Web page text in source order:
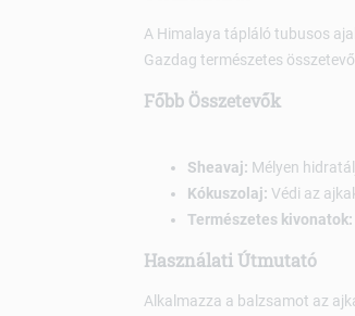
A Himalaya tápláló tubusos
Gazdag természetes
Főbb Összetevők
Sheavaj: Mélyen
Kókuszolaj: Védi az
Természetes kivonatok:
Használati Útmutató
Alkalmazza a balzsamot az